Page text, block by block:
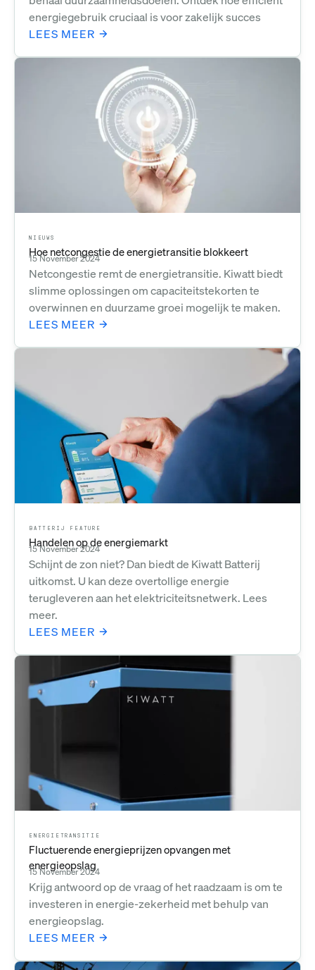
energiegebruik cruciaal is voor zakelijk succes
LEES MEER
NIEUWS
Hoe netcongestie de energietransitie blokkeert
15 November 2024
Netcongestie remt de energietransitie. Kiwatt biedt
slimme oplossingen om capaciteitstekorten te
overwinnen en duurzame groei mogelijk te maken.
LEES MEER
BATTERIJ FEATURE
Handelen op de energiemarkt
15 November 2024
Schijnt de zon niet? Dan biedt de Kiwatt Batterij
uitkomst. U kan deze overtollige energie
terugleveren aan het elektriciteitsnetwerk. Lees
meer.
LEES MEER
ENERGIETRANSITIE
Fluctuerende energieprijzen opvangen met
energieopslag
15 November 2024
Krijg antwoord op de vraag of het raadzaam is om te
investeren in energie-zekerheid met behulp van
energieopslag.
LEES MEER